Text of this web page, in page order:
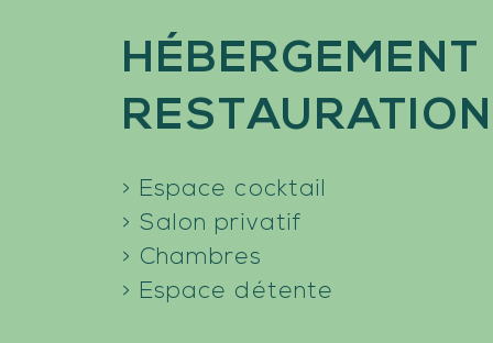
HÉBERGEMENT
RESTAURATION
> Espace cocktail
> Salon privatif
> Chambres
> Espace détente